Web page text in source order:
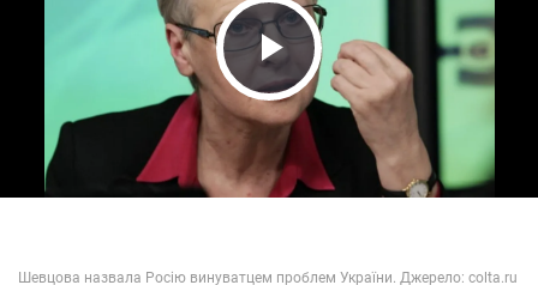
Play Video